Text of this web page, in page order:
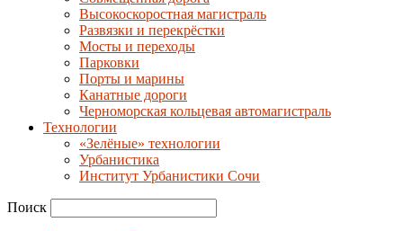
Высокоскоростная магистраль
Развязки и перекрёстки
Мосты и переходы
Парковки
Порты и марины
Канатные дороги
Черноморская кольцевая автомагистраль
Технологии
«Зелёные» технологии
Урбанистика
Институт Урбанистики Сочи
Поиск